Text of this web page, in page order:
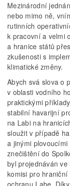
Mezinárodní
nebo mimo ně,
rutinních
k pracovní a velmi
a hranice států
zkušenosti s
klimatické změny.
Abych svá slova o
v oblasti vodního
praktickými
stabilní havarijní
na Labi na
sloužit v případě
a jinými
znečištění do
byl projednáván
komisi pro